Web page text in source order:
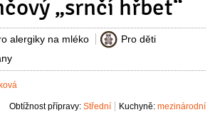
„srnčí hřbet“
alergiky na mléko
Pro děti
Kuchyně: mezinárodní
Obtížnost přípravy: Střední